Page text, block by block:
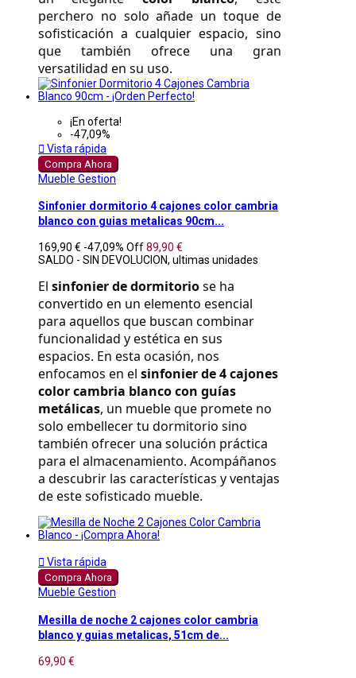
perchero no solo añade un toque de
sofisticación a cualquier espacio, sino
que también ofrece una gran
versatilidad en su uso.
¡En oferta!
-47,09%
 Vista rápida
Compra Ahora
Mueble Gestion
Sinfonier dormitorio 4 cajones color cambria
blanco con guias metalicas 90cm...
169,90 € -47,09% Off89,90 €
SALDO - SIN DEVOLUCION, ultimas unidades
El sinfonier de dormitorio se ha
convertido en un elemento esencial
para aquellos que buscan combinar
funcionalidad y estética en sus
espacios. En esta ocasión, nos
enfocamos en el sinfonier de 4 cajones
color cambria blanco con guías
metálicas, un mueble que promete no
solo embellecer tu dormitorio sino
también ofrecer una solución práctica
para el almacenamiento. Acompáñanos
a descubrir las características y ventajas
de este sofisticado mueble.
 Vista rápida
Compra Ahora
Mueble Gestion
Mesilla de noche 2 cajones color cambria
blanco y guias metalicas, 51cm de...
69,90 €